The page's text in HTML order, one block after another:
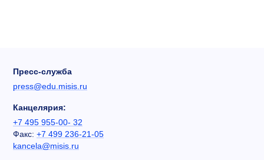
Пресс-служба
press@edu.misis.ru
Канцелярия:
+7 495 955-00- 32
Факс: +7 499 236-21-05
kancela@misis.ru